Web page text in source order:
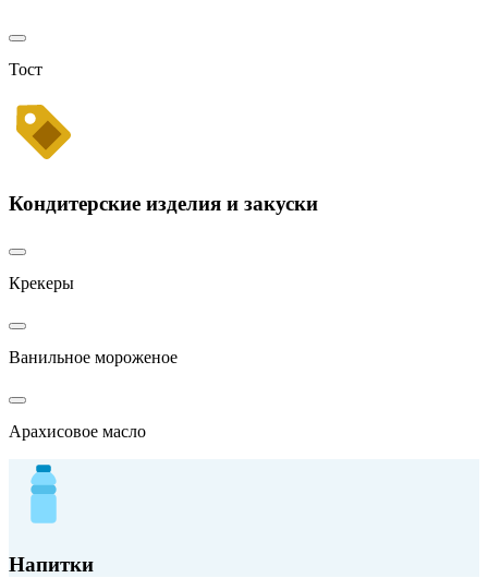
Тост
Кондитерские изделия и закуски
Крекеры
Ванильное мороженое
Арахисовое масло
Напитки